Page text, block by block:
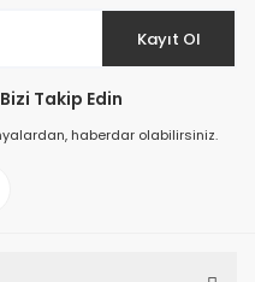
gr
Kayıt Ol
Takip Edin
haberdar olabilirsiniz.